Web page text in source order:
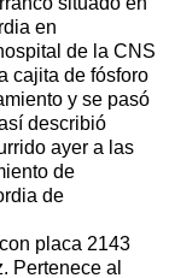
en
de la CNS
cajita de fósforo
y se pasó
describió
ayer a las
de
de
placa 2143
Pertenece al